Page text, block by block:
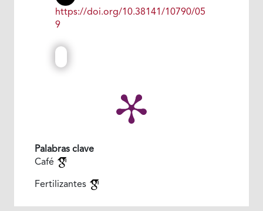
https://doi.org/10.38141/10790/05
9
Palabras clave
Café
Fertilizantes